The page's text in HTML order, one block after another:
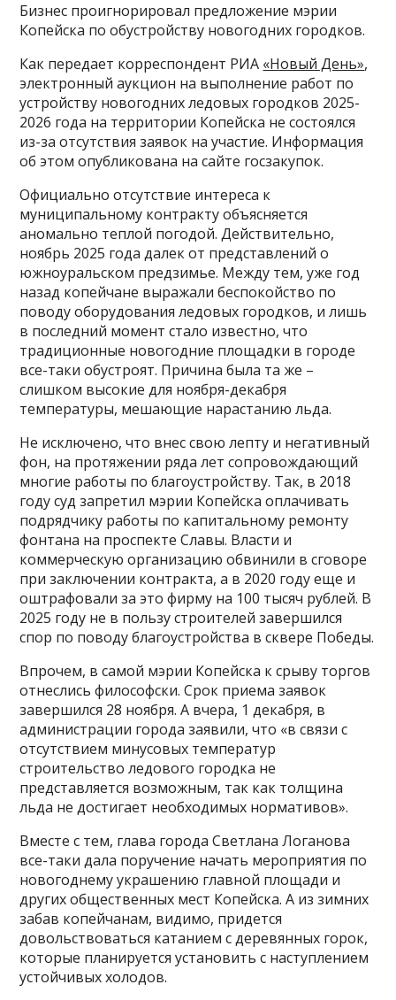
Бизнес проигнорировал предложение мэрии
Копейска по обустройству новогодних городков.
Как передает корреспондент РИА «Новый День»,
электронный аукцион на выполнение работ по
устройству новогодних ледовых городков 2025-
2026 года на территории Копейска не состоялся
из-за отсутствия заявок на участие. Информация
об этом опубликована на сайте госзакупок.
Официально отсутствие интереса к
муниципальному контракту объясняется
аномально теплой погодой. Действительно,
ноябрь 2025 года далек от представлений о
южноуральском предзимье. Между тем, уже год
назад копейчане выражали беспокойство по
поводу оборудования ледовых городков, и лишь
в последний момент стало известно, что
традиционные новогодние площадки в городе
все-таки обустроят. Причина была та же –
слишком высокие для ноября-декабря
температуры, мешающие нарастанию льда.
Не исключено, что внес свою лепту и негативный
фон, на протяжении ряда лет сопровождающий
многие работы по благоустройству. Так, в 2018
году суд запретил мэрии Копейска оплачивать
подрядчику работы по капитальному ремонту
фонтана на проспекте Славы. Власти и
коммерческую организацию обвинили в сговоре
при заключении контракта, а в 2020 году еще и
оштрафовали за это фирму на 100 тысяч рублей. В
2025 году не в пользу строителей завершился
спор по поводу благоустройства в сквере Победы.
Впрочем, в самой мэрии Копейска к срыву торгов
отнеслись философски. Срок приема заявок
завершился 28 ноября. А вчера, 1 декабря, в
администрации города заявили, что «в связи с
отсутствием минусовых температур
строительство ледового городка не
представляется возможным, так как толщина
льда не достигает необходимых нормативов».
Вместе с тем, глава города Светлана Логанова
все-таки дала поручение начать мероприятия по
новогоднему украшению главной площади и
других общественных мест Копейска. А из зимних
забав копейчанам, видимо, придется
довольствоваться катанием с деревянных горок,
которые планируется установить с наступлением
устойчивых холодов.